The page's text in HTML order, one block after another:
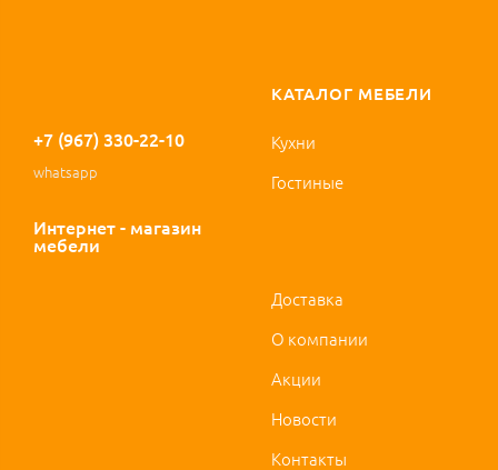
+7 (967) 330-22-10
whatsapp
Интернет - магазин
мебели
КАТАЛОГ МЕБЕЛИ
Кухни
Гостиные
Доставка
О компании
Акции
Новости
Контакты